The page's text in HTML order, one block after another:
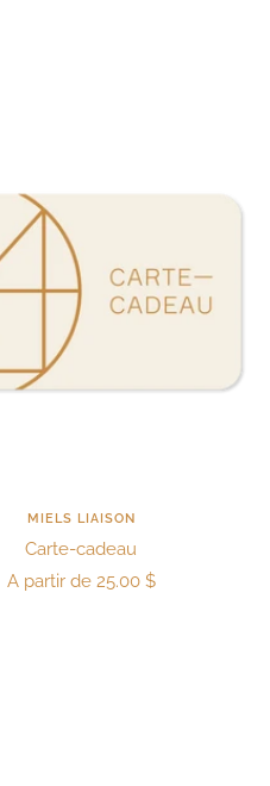
MIELS LIAISON
Carte-cadeau
Prix
A partir de 25.00 $